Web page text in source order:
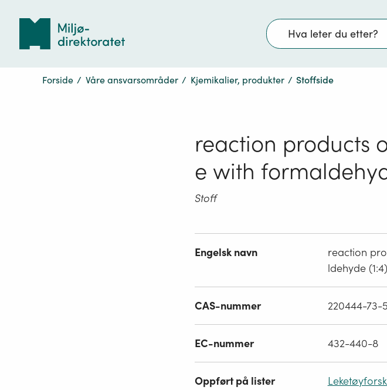
Søk
Forside / Våre ansvarsområder / Kjemikalier, produkter / Stoffside
reaction products
e with
Stoff
Engelsk navn
reaction
ldehyde (1:4)
CAS-nummer 220444-73-5
EC-nummer 432-440-8
Oppført på lister